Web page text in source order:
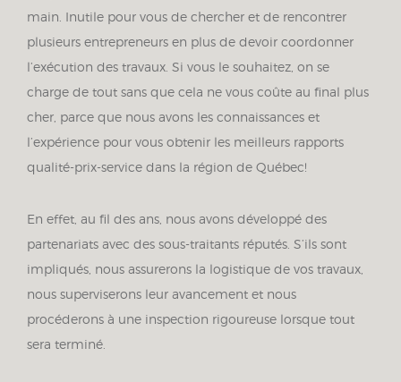
main. Inutile pour vous de chercher et de rencontrer
plusieurs entrepreneurs en plus de devoir coordonner
l’exécution des travaux. Si vous le souhaitez, on se
charge de tout sans que cela ne vous coûte au final plus
cher, parce que nous avons les connaissances et
l’expérience pour vous obtenir les meilleurs rapports
qualité-prix-service dans la région de Québec!
En effet, au fil des ans, nous avons développé des
partenariats avec des sous-traitants réputés. S’ils sont
impliqués, nous assurerons la logistique de vos travaux,
nous superviserons leur avancement et nous
procéderons à une inspection rigoureuse lorsque tout
sera terminé.